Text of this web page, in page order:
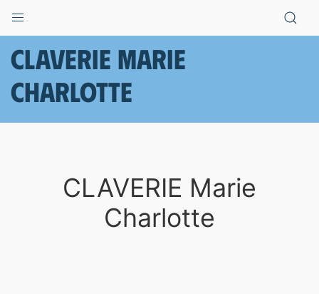
CLAVERIE Marie
Charlotte
CLAVERIE Marie
Charlotte